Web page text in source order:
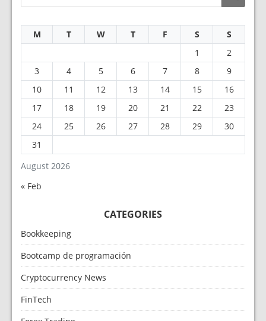
August 2026
M T W T F S
S
1
2
3
4 5 6 7 8
9
10
11 12 13 14 15
16
17
18 19 20 21 22
23
24
25 26 27 28 29
30
31
« Feb
CATEGORIES
Bookkeeping
Bootcamp de programación
Cryptocurrency News
FinTech